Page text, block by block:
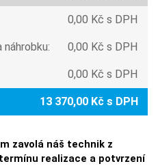
0,00 Kč s DPH
0,00 Kč s DPH
0,00 Kč s DPH
13 370,00 Kč s DPH
zavolá náš technik z
realizace a potvrzení